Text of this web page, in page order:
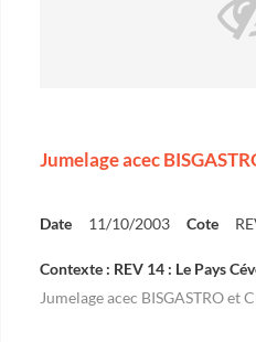
Jumelage acec
Date 11/10/2003 Cote
Contexte : REV 14 : Le Pays
Jumelage acec BISGASTRO et